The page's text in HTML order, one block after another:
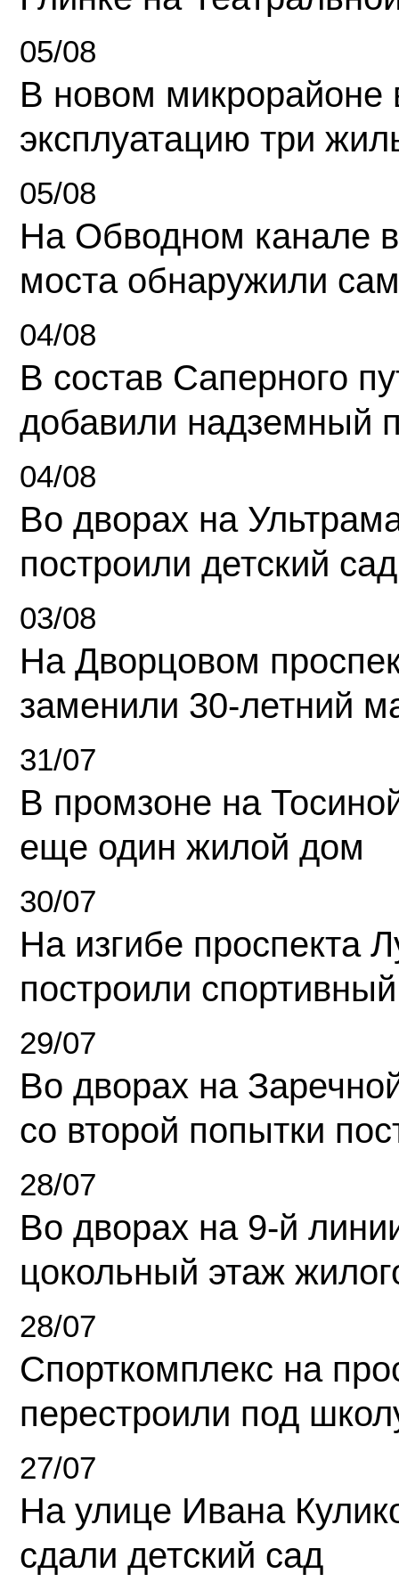
05/08
В новом микрорайоне
эксплуатацию три
05/08
На Обводном канале
моста обнаружили
04/08
В состав Саперного
добавили надземный
04/08
Во дворах на
построили детский сад
03/08
На Дворцовом
заменили 30-летний
31/07
В промзоне на
еще один жилой дом
30/07
На изгибе проспекта
построили
29/07
Во дворах на
со второй попытки
28/07
Во дворах на 9-й
цокольный этаж
28/07
Спорткомплекс на
перестроили под
27/07
На улице Ивана
сдали детский сад